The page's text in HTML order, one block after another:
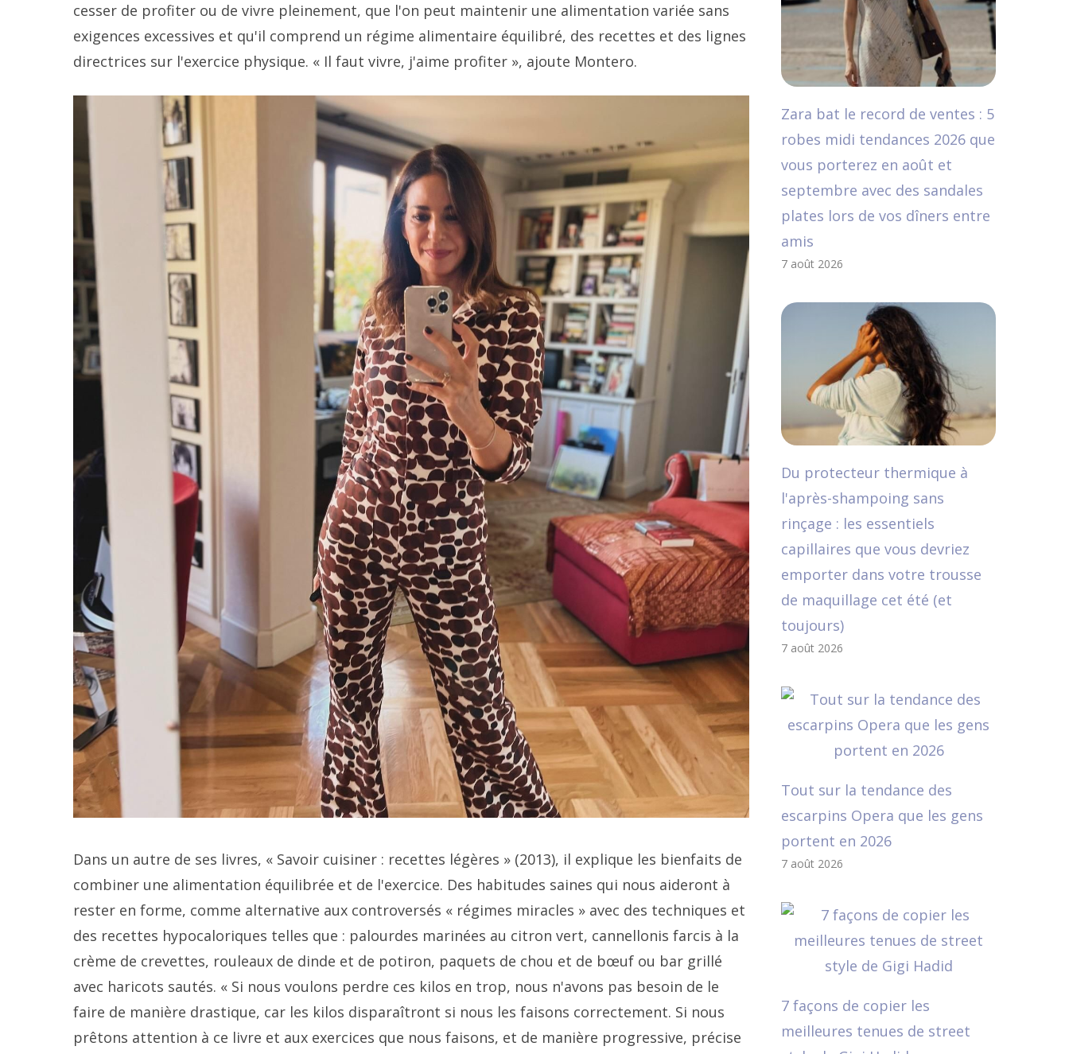
cesser de profiter ou de vivre pleinement, que l'on peut maintenir une alimentation variée sans
exigences excessives et qu'il comprend un régime alimentaire équilibré, des recettes et des lignes
directrices sur l'exercice physique. « Il faut vivre, j'aime profiter », ajoute Montero.
Dans un autre de ses livres, « Savoir cuisiner : recettes légères » (2013), il explique les bienfaits de
combiner une alimentation équilibrée et de l'exercice. Des habitudes saines qui nous aideront à
rester en forme, comme alternative aux controversés « régimes miracles » avec des techniques et
des recettes hypocaloriques telles que : palourdes marinées au citron vert, cannellonis farcis à la
crème de crevettes, rouleaux de dinde et de potiron, paquets de chou et de bœuf ou bar grillé
avec haricots sautés. « Si nous voulons perdre ces kilos en trop, nous n'avons pas besoin de le
faire de manière drastique, car les kilos disparaîtront si nous les faisons correctement. Si nous
prêtons attention à ce livre et aux exercices que nous faisons, et de manière progressive, précise
Zara bat le record de ventes : 5
robes midi tendances 2026 que
vous porterez en août et
septembre avec des sandales
plates lors de vos dîners entre
amis
7 août 2026
Du protecteur thermique à
l'après-shampoing sans
rinçage : les essentiels
capillaires que vous devriez
emporter dans votre trousse
de maquillage cet été (et
toujours)
7 août 2026
Tout sur la tendance des
escarpins Opera que les gens
portent en 2026
7 août 2026
7 façons de copier les
meilleures tenues de street